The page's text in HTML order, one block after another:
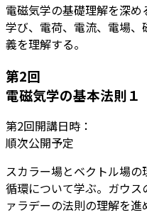
電磁気学の基礎理解を深
学び、電荷、電流、電場
義を理解する。
第2回
電磁気学の基本法則１
第2回開講日時：
順次公開予定
スカラー場とベクトル場
循環について学ぶ。ガウ
ァラデーの法則の理解を進